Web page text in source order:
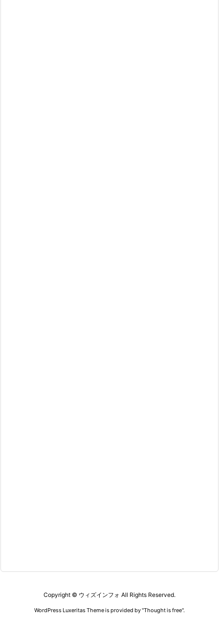
Copyright © ウィズインフォ All Rights Reserved.
WordPress Luxeritas Theme is provided by "Thought is free".